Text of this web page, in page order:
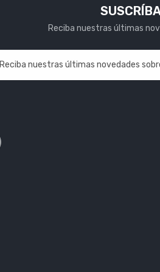
Reciba nuestras últimas
Reciba nuestras últimas novedades